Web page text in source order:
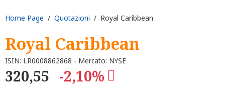
Home Page / Quotazioni / Royal Caribbean
Royal Caribbean
ISIN: LR0008862868 - Mercato: NYSE
320,55 -2,10%